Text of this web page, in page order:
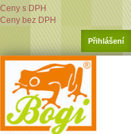
Přihlášení
Ceny s DPH
Ceny bez DPH